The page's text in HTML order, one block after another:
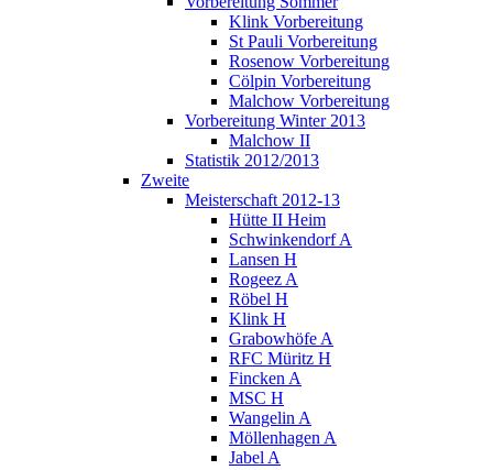
Klink Vorbereitung
St Pauli Vorbereitung
Rosenow Vorbereitung
Cölpin Vorbereitung
Malchow Vorbereitung
Vorbereitung Winter 2013
Malchow II
Statistik 2012/2013
Zweite
Meisterschaft 2012-13
Hütte II Heim
Schwinkendorf A
Lansen H
Rogeez A
Röbel H
Klink H
Grabowhöfe A
RFC Müritz H
Fincken A
MSC H
Wangelin A
Möllenhagen A
Jabel A